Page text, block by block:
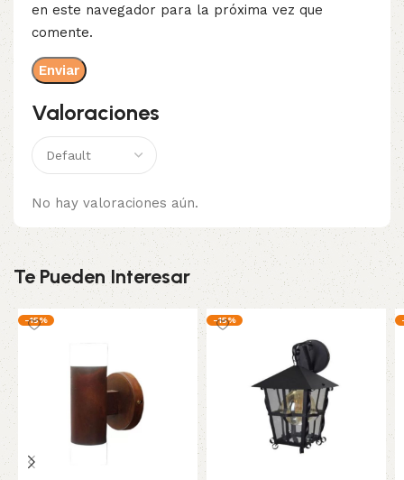
Valoraciones
No hay valoraciones aún.
en este navegador para la próxima vez que
comente.
Te Pueden Interesar
-15% -15%